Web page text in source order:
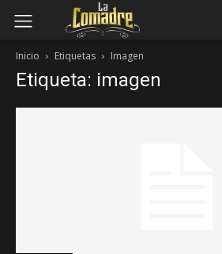
Inicio Etiquetas Imagen
Etiqueta: imagen